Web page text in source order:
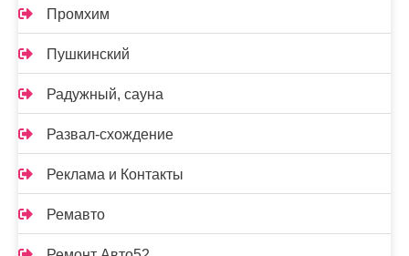
Промхим
Пушкинский
Радужный, сауна
Развал-схождение
Реклама и Контакты
Ремавто